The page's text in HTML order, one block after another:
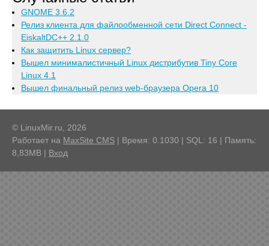
GNOME 3.6.2
Релиз клиента для файлообменной сети Direct Connect -
EiskaltDC++ 2.1.0
Как защитить Linux сервер?
Вышел минималистичный Linux дистрибутив Tiny Core
Linux 4.1
Вышел финальный релиз web-браузера Opera 10
© LinuxMir.ru, 2026
Работает на MaxSite CMS | Время: 0.1030 | SQL: 16 | Память:
8,83MB | Вход